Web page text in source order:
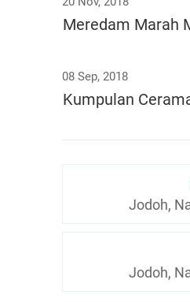
Meredam Marah
08 Sep, 2018
Kumpulan
Jodoh,
Jodoh,